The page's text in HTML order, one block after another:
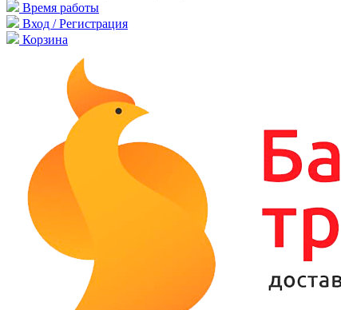
Время работы
Вход / Регистрация
Корзина